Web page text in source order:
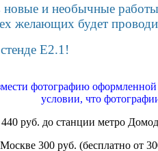
и необычные
желающих будет
E2.1!
фотографию
условии, что
руб. до станции метро
300 руб. (бесплатно от